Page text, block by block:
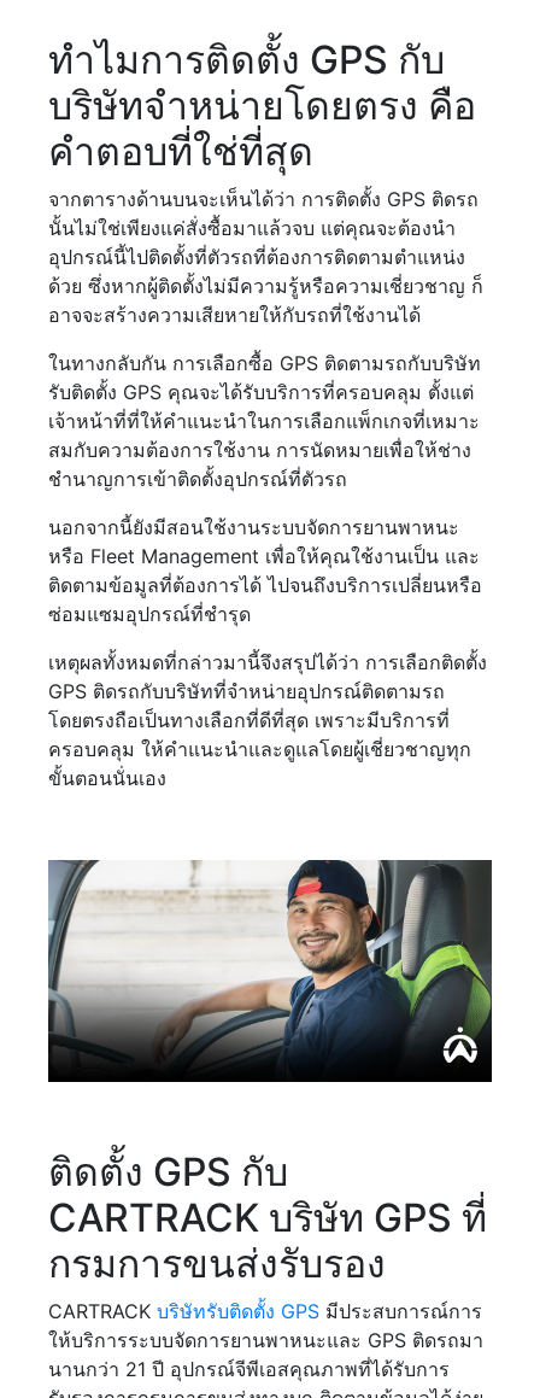
ทำไมการติดตั้ง GPS กับ
บริษัทจำหน่ายโดยตรง คือ
คำตอบที่ใช่ที่สุด
จากตารางด้านบนจะเห็นได้ว่า การติดตั้ง GPS ติดรถ
นั้นไม่ใช่เพียงแค่สั่งซื้อมาแล้วจบ แต่คุณจะต้องนำ
อุปกรณ์นี้ไปติดตั้งที่ตัวรถที่ต้องการติดตามตำแหน่ง
ด้วย ซึ่งหากผู้ติดตั้งไม่มีความรู้หรือความเชี่ยวชาญ ก็
อาจจะสร้างความเสียหายให้กับรถที่ใช้งานได้
ในทางกลับกัน การเลือกซื้อ GPS ติดตามรถกับบริษัท
รับติดตั้ง GPS คุณจะได้รับบริการที่ครอบคลุม ตั้งแต่
เจ้าหน้าที่ที่ให้คำแนะนำในการเลือกแพ็กเกจที่เหมาะ
สมกับความต้องการใช้งาน การนัดหมายเพื่อให้ช่าง
ชำนาญการเข้าติดตั้งอุปกรณ์ที่ตัวรถ
นอกจากนี้ยังมีสอนใช้งานระบบจัดการยานพาหนะ
หรือ Fleet Management เพื่อให้คุณใช้งานเป็น และ
ติดตามข้อมูลที่ต้องการได้ ไปจนถึงบริการเปลี่ยนหรือ
ซ่อมแซมอุปกรณ์ที่ชำรุด
เหตุผลทั้งหมดที่กล่าวมานี้จึงสรุปได้ว่า การเลือกติดตั้ง
GPS ติดรถกับบริษัทที่จำหน่ายอุปกรณ์ติดตามรถ
โดยตรงถือเป็นทางเลือกที่ดีที่สุด เพราะมีบริการที่
ครอบคลุม ให้คำแนะนำและดูแลโดยผู้เชี่ยวชาญทุก
ขั้นตอนนั่นเอง
ติดตั้ง GPS กับ
CARTRACK บริษัท GPS ที่
กรมการขนส่งรับรอง
CARTRACK บริษัทรับติดตั้ง GPS มีประสบการณ์การ
ให้บริการระบบจัดการยานพาหนะและ GPS ติดรถมา
นานกว่า 21 ปี อุปกรณ์จีพีเอสคุณภาพที่ได้รับการ